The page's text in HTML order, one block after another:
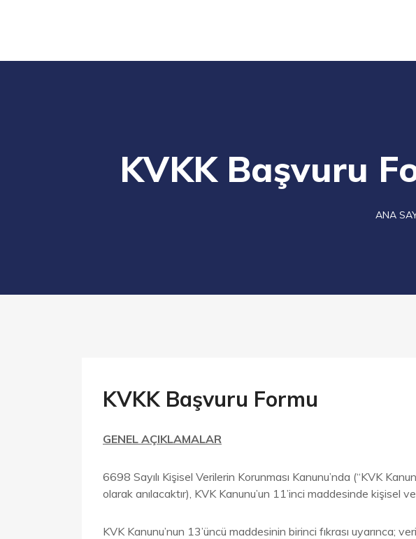
KVKK Başvuru
ANA
KVKK Başvuru Formu
GENEL AÇIKLAMALAR
6698 Sayılı Kişisel Verilerin Korunması Kanunu’nda (“KVK
olarak anılacaktır), KVK Kanunu’un 11’inci maddesinde kişisel
KVK Kanunu’nun 13’üncü maddesinin birinci fıkrası uyarınca;